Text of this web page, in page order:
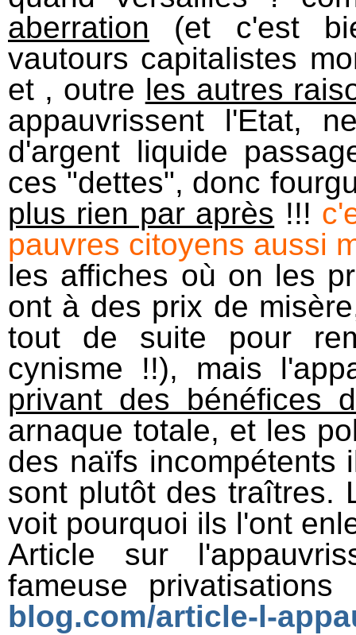
aberration (et c'est
vautours capitalistes
et , outre les autres
appauvrissent l'Etat,
d'argent liquide
ces "dettes", donc
plus rien par après !!!
pauvres citoyens aussi
les affiches où on les
ont à des prix de
tout de suite pour
cynisme !!), mais
privant des bénéfices
arnaque totale, et les
des naïfs incompétents
sont plutôt des traîtres.
voit pourquoi ils l'ont
Article sur
fameuse privatisations
blog.com/article-l-